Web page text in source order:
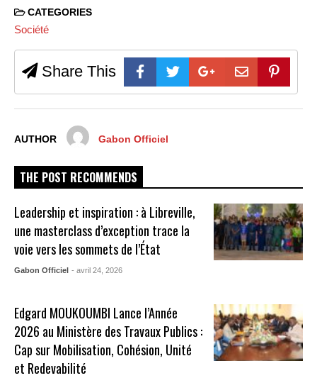
CATEGORIES
Société
Share This
AUTHOR Gabon Officiel
THE POST RECOMMENDS
Leadership et inspiration : à Libreville,
une masterclass d’exception trace la
voie vers les sommets de l’État
Gabon Officiel - avril 24, 2026
Edgard MOUKOUMBI Lance l’Année
2026 au Ministère des Travaux Publics :
Cap sur Mobilisation, Cohésion, Unité
et Redevabilité